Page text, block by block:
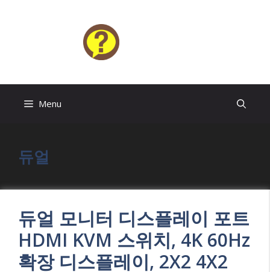
Menu
듀얼
듀얼 모니터 디스플레이 포트
HDMI KVM 스위치, 4K 60Hz
확장 디스플레이, 2X2 4X2